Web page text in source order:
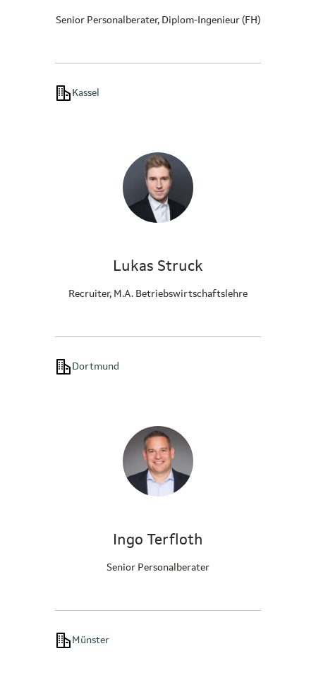
Senior Personalberater, Diplom-Ingenieur (FH)
Kassel
Lukas Struck
Recruiter, M.A. Betriebswirtschaftslehre
Dortmund
Ingo Terfloth
Senior Personalberater
Münster